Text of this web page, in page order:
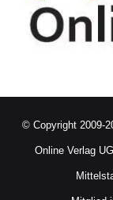
© Copyright 2009-
Online Verlag